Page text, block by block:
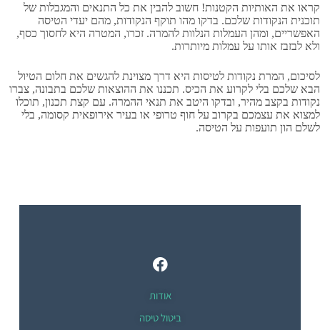
קראו את האותיות הקטנות! חשוב להבין את כל התנאים והמגבלות של
תוכנית הנקודות שלכם. בדקו מהו תוקף הנקודות, מהם יעדי הטיסה
האפשריים, ומהן העמלות הנלוות להמרה. זכרו, המטרה היא לחסוך כסף,
ולא לבזבז אותו על עמלות מיותרות.
לסיכום, המרת נקודות לטיסות היא דרך מצוינת להגשים את חלום הטיול
הבא שלכם בלי לקרוע את הכיס. תכננו את ההוצאות שלכם בתבונה, צברו
נקודות בקצב מהיר, ובדקו היטב את תנאי ההמרה. עם קצת תכנון, תוכלו
למצוא את עצמכם בקרוב על חוף טרופי או בעיר אירופאית קסומה, בלי
לשלם הון תועפות על הטיסה.
אודות
ביטול טיסה